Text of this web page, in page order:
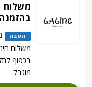
משלוח
הטבה
בכפוף
מוגבל